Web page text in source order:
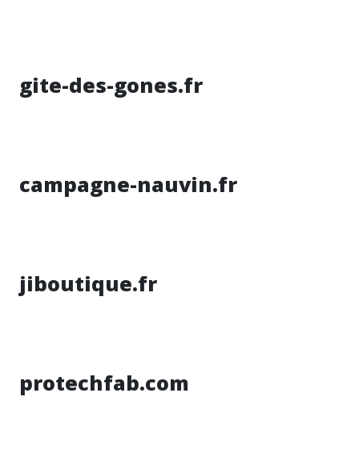
gite-des-gones.fr
campagne-nauvin.fr
jiboutique.fr
protechfab.com